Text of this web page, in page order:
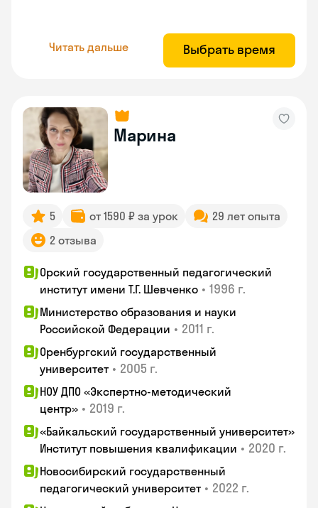
Читать дальше Выбрать время
Марина
5 от 1590 ₽ за урок
29 лет опыта
2 отзыва
Орский государственный педагогический
институт имени Т.Г. Шевченко • 1996 г.
Министерство образования и науки
Российской Федерации • 2011 г.
Оренбургский государственный
университет • 2005 г.
НОУ ДПО «Экспертно-методический
центр» • 2019 г.
«Байкальский государственный университет»
Институт повышения квалификации • 2020 г.
Новосибирский государственный
педагогический университет • 2022 г.